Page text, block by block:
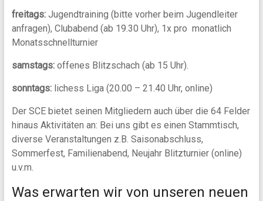
freitags:Jugendtraining (bitte vorher beim Jugendleiter
anfragen), Clubabend (ab 19.30 Uhr), 1x pro monatlich
Monatsschnellturnier
samstags:offenes Blitzschach (ab 15 Uhr).
sonntags:lichess Liga (20.00 – 21.40 Uhr, online)
Der SCE bietet seinen Mitgliedern auch über die 64 Felder
hinaus Aktivitäten an: Bei uns gibt es einen Stammtisch,
diverse Veranstaltungen z.B. Saisonabschluss,
Sommerfest, Familienabend, Neujahr Blitzturnier (online)
u.v.m.
Was erwarten wir von unseren neuen